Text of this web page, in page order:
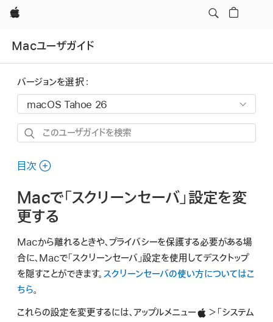
Apple
Macユーザガイド
バージョンを選択：
こ
ユ
ザ
ガ
イ
ド
を
検
索
目次
Macで「スクリーンセーバ」設定を変
更する
Macから離れるときや、プライバシーを保護する必要がある場
合に、Macで「スクリーンセーバ」設定を使用してデスクトップ
を隠すことができます。 スクリーンセーバの使い方についてはこ
ちら。
これらの設定を変更するには、アップルメニュー
＞「システム